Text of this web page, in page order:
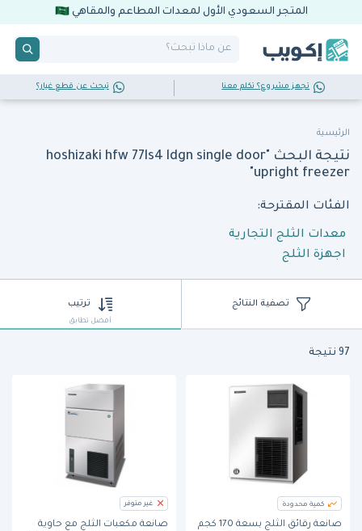
المتجر السعودي الأول لمعدات المطاعم والمقاهي
تجهز مشروع؟ تكلم معنا تبحث عن قطع غيار؟
الرئيسية
نتيجة البحث "hoshizaki hfw 77ls4 ldgn single door
upright freezer"
الفئات المقترحة:
معدات الثلج التجارية
اجهزة الثلج
تصفية النتائج ترتيب
أفضل تطابق
97 نتيجة
كمية محدودة
صانعة رقائق الثلج بسعة 170 كجم
غير متوفر
صانعة مكعبات الثلج مع حاوية